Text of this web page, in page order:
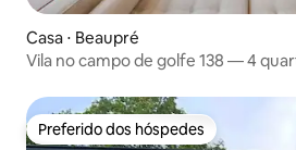
Casa ⋅ Beaupré
Vila no campo de golfe 138 — 4
Preferido dos hóspedes
Preferido dos hóspedes